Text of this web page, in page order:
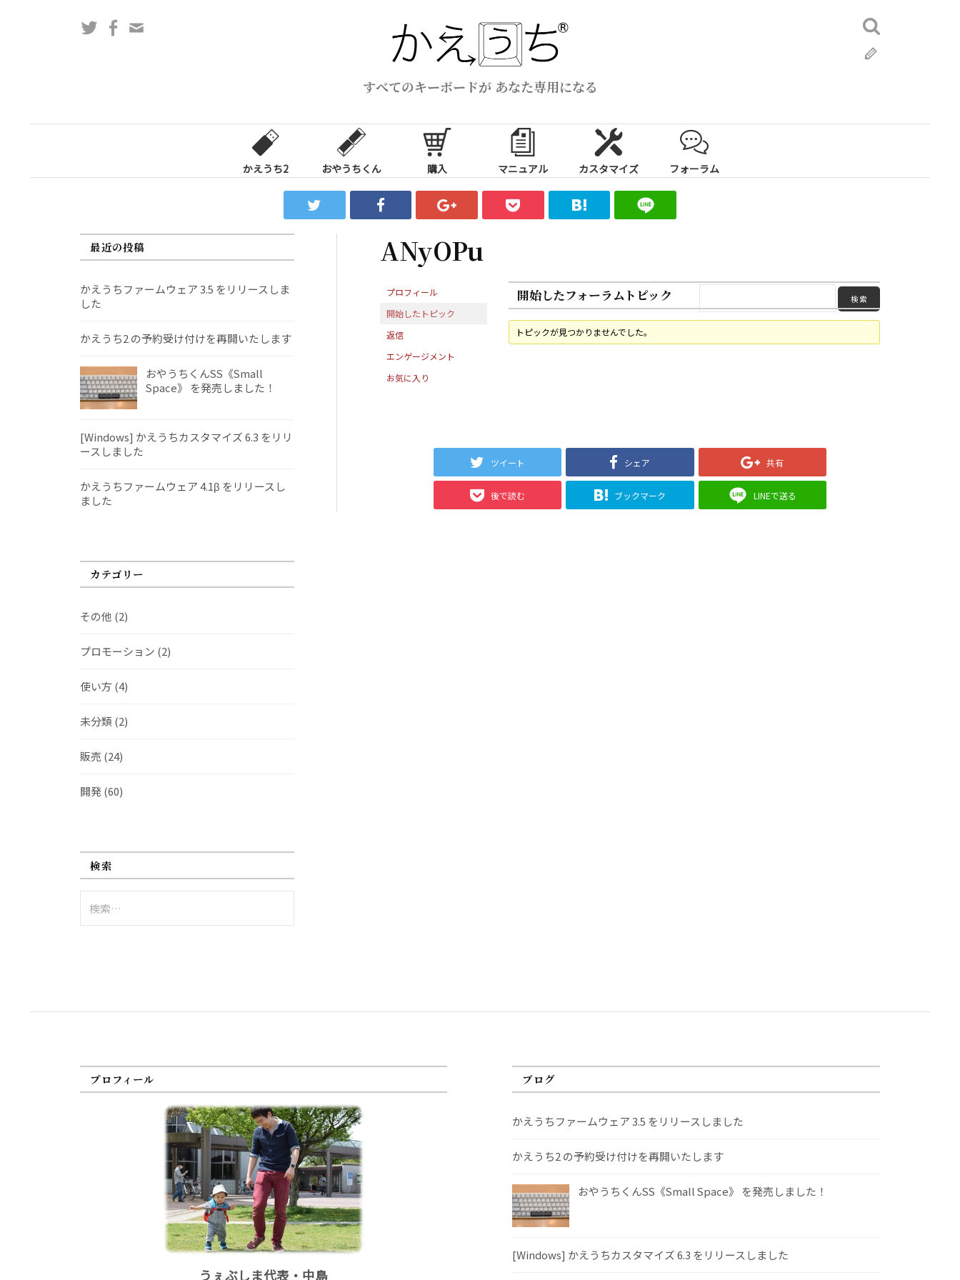
ス
すべてのキーボードが あなた専用になる
TwitterFacebook
検
索:
かえうち2 おやうちくん 購入 マニュアル カスタマイズ フォーラム
ANyOPu
プロフィール
開始したトピック
返信
エンゲージメント
お気に入り
開始したフォーラムトピック
トピックが見つかりませんでした。
ツイート シェア 共有
後で読む ブックマーク LINEで送る
最近の投稿
かえうちファームウェア 3.5 をリリースしま
した
かえうち2 の予約受け付けを再開いたします
おやうちくんSS《Small
Space》 を発売しました！
[Windows] かえうちカスタマイズ 6.3 をリリ
ースしました
かえうちファームウェア 4.1β をリリースし
ました
カテゴリー
その他 (2)
プロモーション (2)
使い方 (4)
未分類 (2)
販売 (24)
開発(60)
検索
索:
プロフィール
うぇぶしま代表・中島
ブログ
かえうちファームウェア 3.5 をリリースしました
かえうち2 の予約受け付けを再開いたします
おやうちくんSS《Small Space》 を発売しました！
[Windows] かえうちカスタマイズ 6.3 をリリースしました